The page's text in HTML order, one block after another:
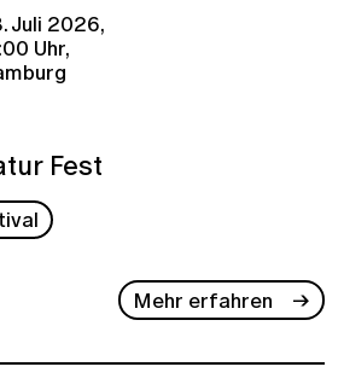
Juli 2026,
Uhr,
Fest
Mehr erfahren